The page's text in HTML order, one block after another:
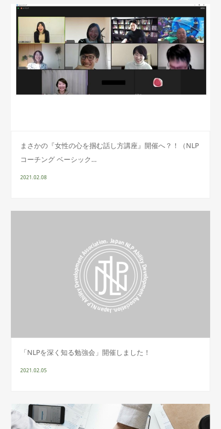
まさかの『女性の心を掴む話し方講座』開催へ？！（NLP
コーチング ベーシック…
2021.02.08
「NLPを深く知る勉強会」開催しました！
2021.02.05